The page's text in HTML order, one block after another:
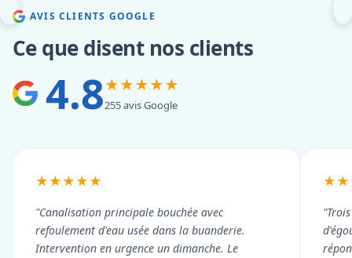
AVIS CLIENTS GOOGLE
Ce que disent nos clients
4.8★★★★★
255 avis Google
★★★★★
"Canalisation principale bouchée avec
refoulement d'eau usée dans la buanderie.
Intervention en urgence un dimanche. Le